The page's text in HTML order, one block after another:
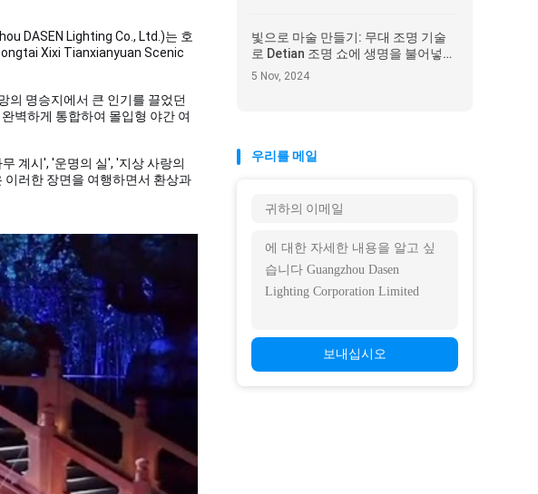
DASEN Lighting Co., Ltd.)는 호
Xixi Tianxianyuan Scenic
의 명승지에서 큰 인기를 끌었던
벽하게 통합하여 몰입형 야간 여
계시', '운명의 실', '지상 사랑의
이러한 장면을 여행하면서 환상과
빛으로 마술 만들기: 무대 조명 기술
로 Detian 조명 쇼에 생명을 불어넣는
방법
5 Nov, 2024
우리를 메일
보내십시오